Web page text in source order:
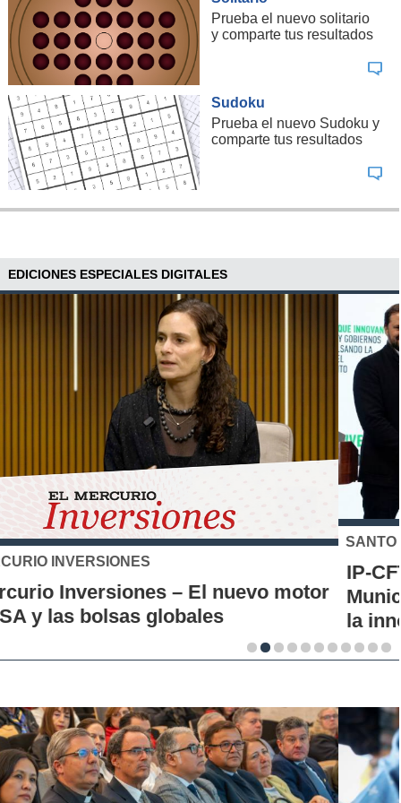
fallo carece", añade la misiva.
Prueba el nuevo solitario
y comparte tus resultados
Sudoku
Prueba el nuevo Sudoku y
comparte tus resultados
EDICIONES ESPECIALES DIGITALES
SANTO TOMÁS
IP-CFT Santo Tomás y Red de Hubs
Municipales firman alianza para impulsar
la innovación en los territorios